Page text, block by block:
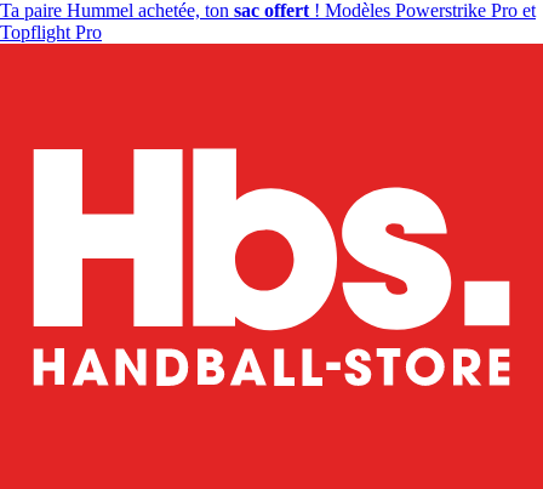
Ta paire Hummel achetée, ton sac offert ! Modèles Powerstrike Pro et
Topflight Pro